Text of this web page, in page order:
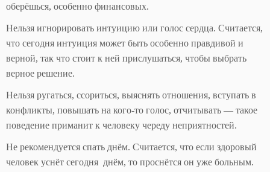
оберёшься, особенно финансовых.
Нельзя игнорировать интуицию или голос сердца. Считается,
что сегодня интуиция может быть особенно правдивой и
верной, так что стоит к ней прислушаться, чтобы выбрать
верное решение.
Нельзя ругаться, ссориться, выяснять отношения, вступать в
конфликты, повышать на кого-то голос, отчитывать — такое
поведение приманит к человеку череду неприятностей.
Не рекомендуется спать днём. Считается, что если здоровый
человек уснёт сегодня днём, то проснётся он уже больным.